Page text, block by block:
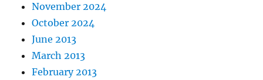
November 2024
October 2024
June 2013
March 2013
February 2013